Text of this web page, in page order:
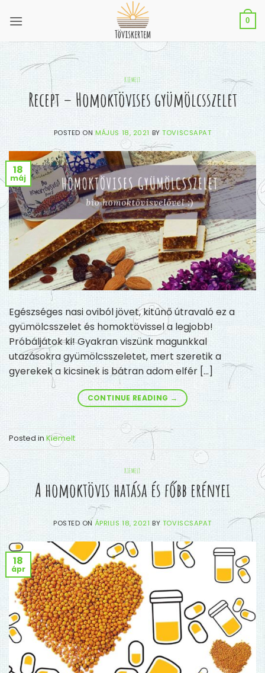
0
KIEMELT
Recept – Homoktövises gyümölcsszelet
POSTED ONMÁJUS 18, 2021 BYTOVISCSAPAT
18
máj
Egészséges nasi oviból jövet, kitűnő útravaló ez a
gyümölcsszelet és homoktövissel a legjobb!
Próbáljátok ki! Gyakran viszünk magunkkal
utazásokra gyümölcsszeletet, mert szeretik a
gyerekek a kicsinek is bátran adom elfér […]
CONTINUE READING →
Posted in Kiemelt
KIEMELT
A homoktövis hatása és főbb erényei
POSTED ON ÁPRILIS 18, 2021 BY TOVISCSAPAT
18
ápr